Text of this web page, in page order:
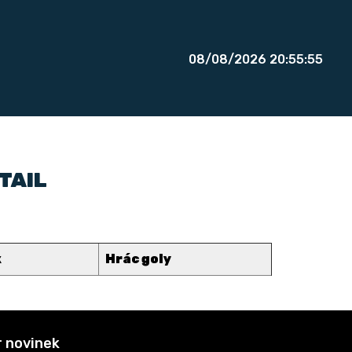
08/08/2026 20:55:55
Hrác goly
novinek